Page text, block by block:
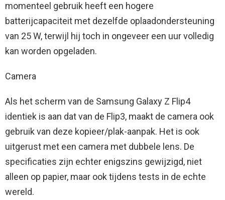
momenteel gebruik heeft een hogere
batterijcapaciteit met dezelfde oplaadondersteuning
van 25 W, terwijl hij toch in ongeveer een uur volledig
kan worden opgeladen.
Camera
Als het scherm van de Samsung Galaxy Z Flip4
identiek is aan dat van de Flip3, maakt de camera ook
gebruik van deze kopieer/plak-aanpak. Het is ook
uitgerust met een camera met dubbele lens. De
specificaties zijn echter enigszins gewijzigd, niet
alleen op papier, maar ook tijdens tests in de echte
wereld.